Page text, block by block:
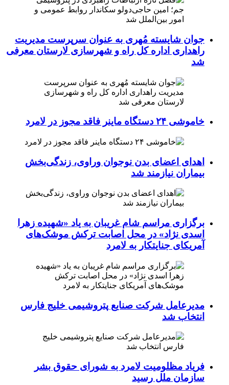
جوان شایسته مُهری به عنوان سرپرست مدیریت
راهداری اداره کل راه و شهرسازی لارستان معرفی
شد
خاموشی ۲۴ دستگاه ماینر فاقد مجوز در لامرد
اهدای اعضای بدن نوجوان وراوی، زندگی‌بخش
بیماران نیازمند شد
برگزاری مراسم شام غریبان به یاد «شهیده زهرا
اسدی نژاد» در محل اصابت ترکش موشک‌های
آمریکای جنایتکار به لامرد
مدیرعامل شرکت صنایع پتروشیمی خلیج فارس
انتخاب شد
فریاد مظلومیت لامرد به شورای حقوق بشر
سازمان ملل رسید